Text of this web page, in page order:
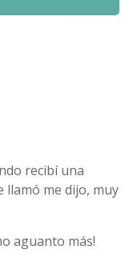
recibí una
llamó me dijo, muy
aguanto más!